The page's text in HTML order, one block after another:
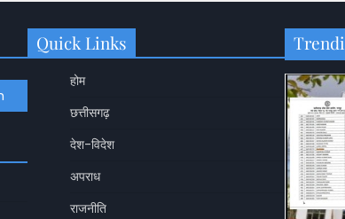
Quick Links
होम
छत्तीसगढ़
देश-विदेश
अपराध
राजनीति